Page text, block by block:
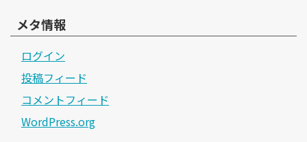
メタ情報
ログイン
投稿フィード
コメントフィード
WordPress.org